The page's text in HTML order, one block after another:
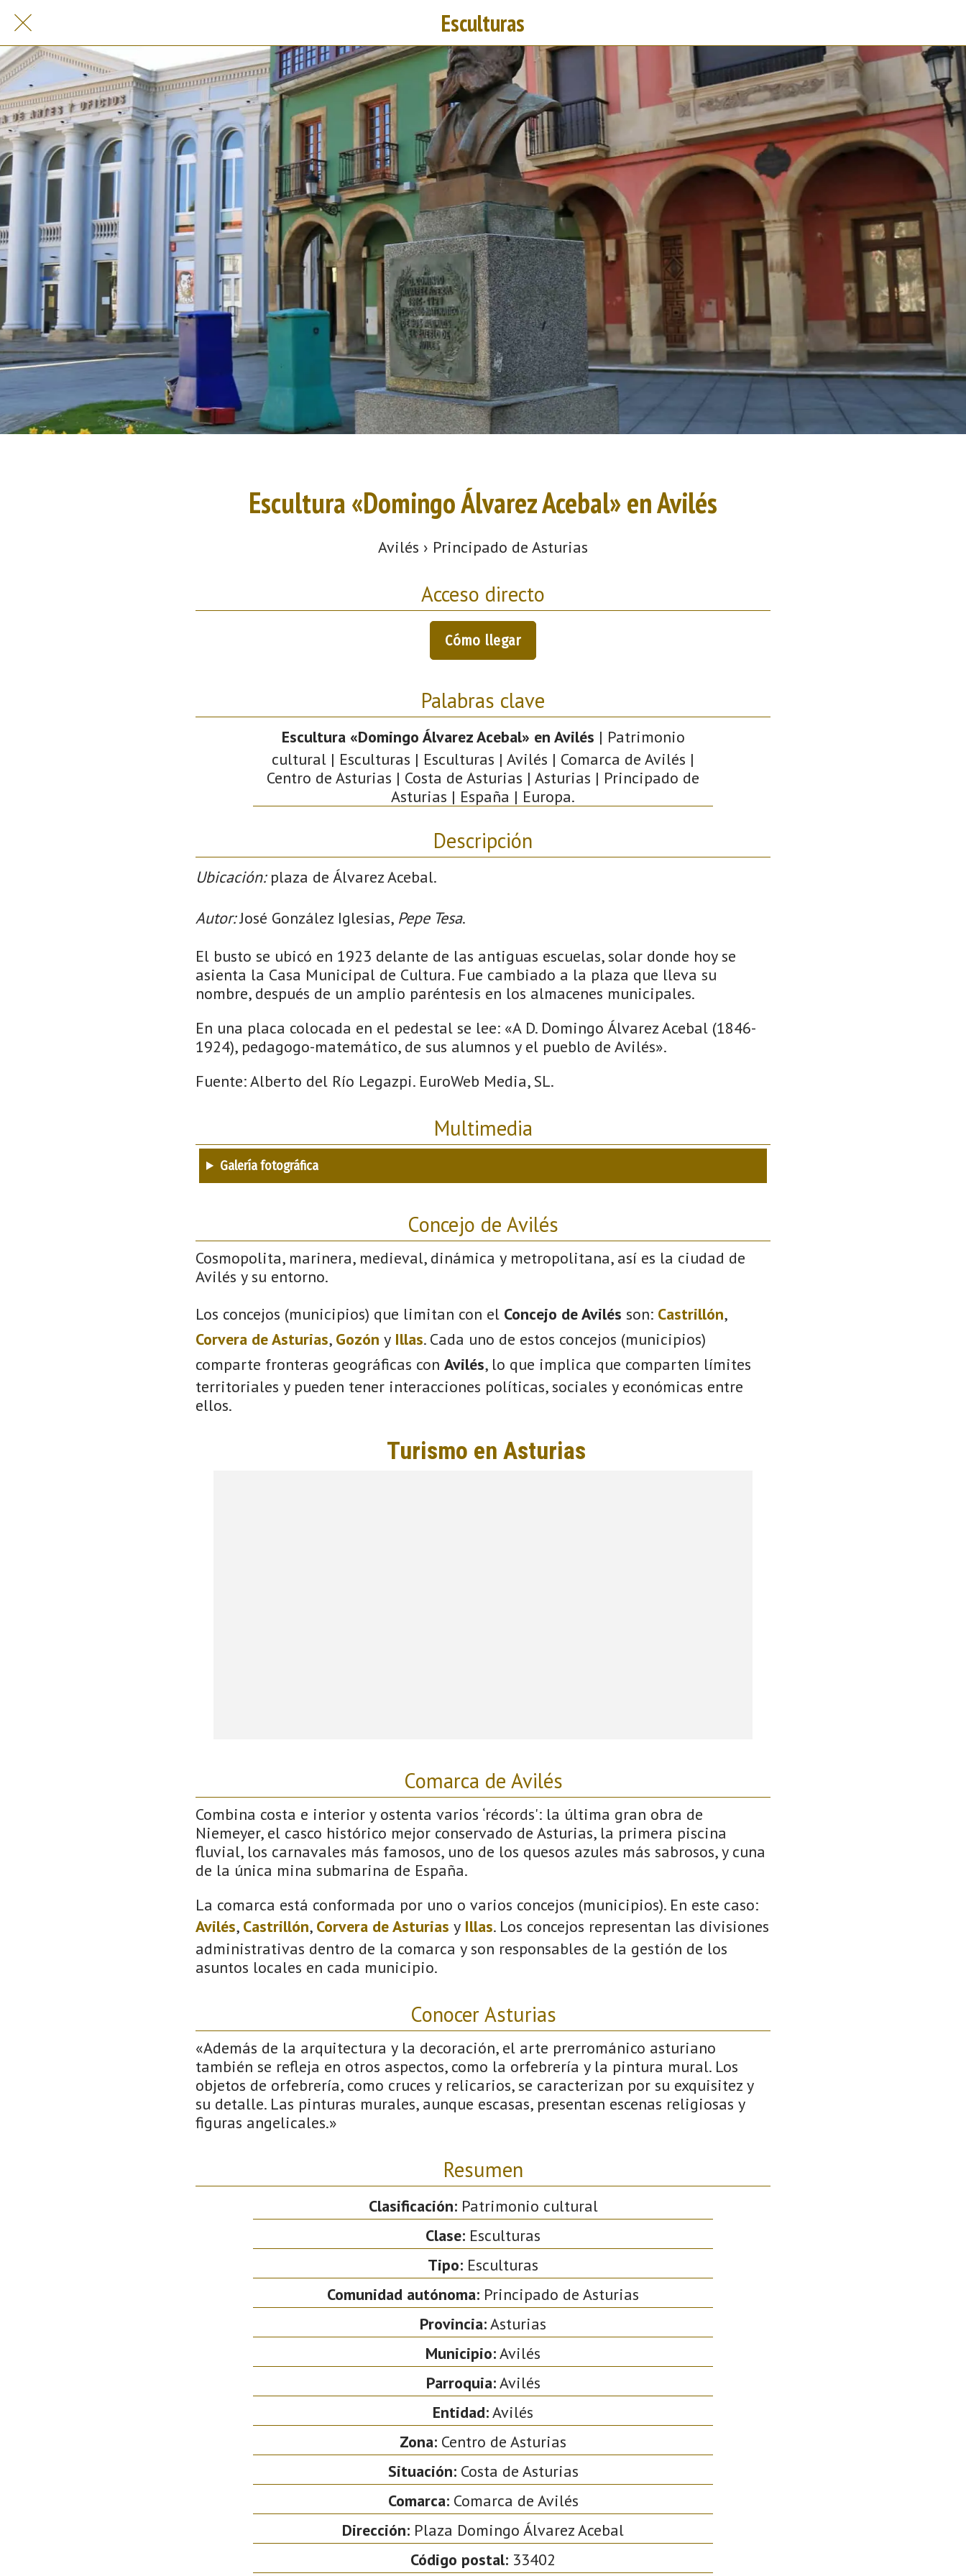
Esculturas
Escultura «Domingo Álvarez Acebal» en Avilés
Avilés › Principado de Asturias
Acceso directo
Cómo llegar
Palabras clave
Escultura «Domingo Álvarez Acebal» en Avilés | Patrimonio
cultural | Esculturas | Esculturas | Avilés | Comarca de Avilés |
Centro de Asturias | Costa de Asturias | Asturias | Principado de
Asturias | España | Europa.
Descripción
Ubicación:plaza de Álvarez Acebal.
Autor:José González Iglesias, Pepe Tesa.
El busto se ubicó en 1923 delante de las antiguas escuelas, solar donde hoy se
asienta la Casa Municipal de Cultura. Fue cambiado a la plaza que lleva su
nombre, después de un amplio paréntesis en los almacenes municipales.
En una placa colocada en el pedestal se lee: «A D. Domingo Álvarez Acebal (1846-
1924), pedagogo-matemático, de sus alumnos y el pueblo de Avilés».
Fuente: Alberto del Río Legazpi. EuroWeb Media, SL.
Multimedia
Galería fotográfica
Concejo de Avilés
Cosmopolita, marinera, medieval, dinámica y metropolitana, así es la ciudad de
Avilés y su entorno.
Los concejos (municipios) que limitan con el Concejo de Avilés son: Castrillón,
Corvera de Asturias, Gozón y Illas. Cada uno de estos concejos (municipios)
comparte fronteras geográficas con Avilés, lo que implica que comparten límites
territoriales y pueden tener interacciones políticas, sociales y económicas entre
ellos.
Comarca de Avilés
Combina costa e interior y ostenta varios ‘récords': la última gran obra de
Niemeyer, el casco histórico mejor conservado de Asturias, la primera piscina
fluvial, los carnavales más famosos, uno de los quesos azules más sabrosos, y cuna
de la única mina submarina de España.
La comarca está conformada por uno o varios concejos (municipios). En este caso:
Avilés, Castrillón, Corvera de Asturias y Illas. Los concejos representan las divisiones
administrativas dentro de la comarca y son responsables de la gestión de los
asuntos locales en cada municipio.
Conocer Asturias
«Además de la arquitectura y la decoración, el arte prerrománico asturiano
también se refleja en otros aspectos, como la orfebrería y la pintura mural. Los
objetos de orfebrería, como cruces y relicarios, se caracterizan por su exquisitez y
su detalle. Las pinturas murales, aunque escasas, presentan escenas religiosas y
figuras angelicales.»
Resumen
Clasificación:Patrimonio cultural
Clase: Esculturas
Tipo: Esculturas
Comunidad autónoma: Principado de Asturias
Provincia:Asturias
Municipio:Avilés
Parroquia:Avilés
Entidad:Avilés
Zona: Centro de Asturias
Situación:Costa de Asturias
Comarca:Comarca de Avilés
Dirección: Plaza Domingo Álvarez Acebal
Código postal: 33402